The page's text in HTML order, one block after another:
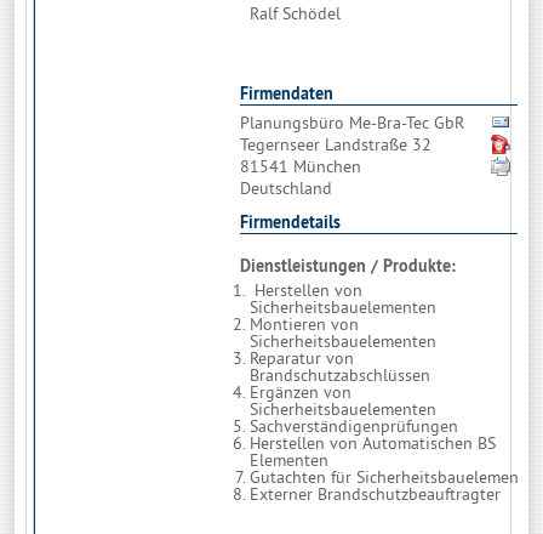
Ralf Schödel
Firmendaten
Planungsbüro Me-Bra-Tec GbR
Tegernseer Landstraße 32
81541 München
Deutschland
Firmendetails
Dienstleistungen / Produkte:
Herstellen von
Sicherheitsbauelementen
Montieren von
Sicherheitsbauelementen
Reparatur von
Brandschutzabschlüssen
Ergänzen von
Sicherheitsbauelementen
Sachverständigenprüfungen
Herstellen von Automatischen BS
Elementen
Gutachten für Sicherheitsbauelemente
Externer Brandschutzbeauftragter